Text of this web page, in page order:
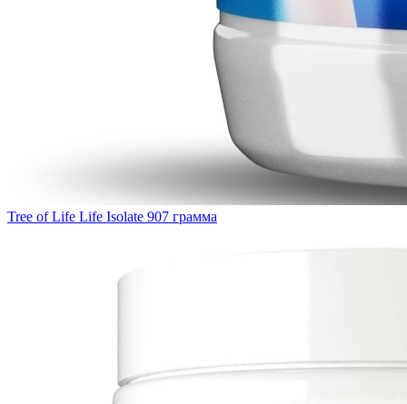
Tree of Life Life Isolate 907 грамма